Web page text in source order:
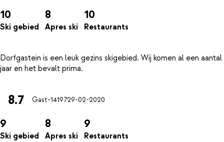
10
Ski gebied
8
Apres ski
10
Restaurants
Dorfgastein is een leuk gezins skigebied. Wij komen al een aantal
8.7 Gast-1419729-02-2020
9
Ski gebied
8
Apres ski
9
Restaurants